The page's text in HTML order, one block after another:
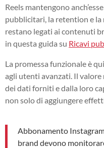
Reels mantengono
pubblicitari, la retention e
restano legati ai contenuti
in questa guida su Ricavi
La promessa funzionale è
agli utenti avanzati. Il
dei dati forniti e dalla loro
non solo di aggiungere
Abbonamento
brand devono